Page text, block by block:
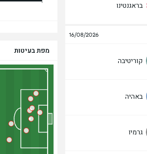
בראגנטינו
16/08/2026
קוריטיבה
באהיה
גרמיו
מפת בעיטות